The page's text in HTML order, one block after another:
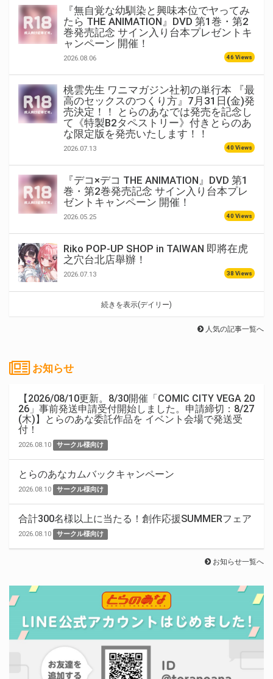
『無自覚な幼馴染と興味本位でヤってみ
たら THE ANIMATION』DVD 第1巻・第2
巻発売記念 サイン入り台本プレゼントキ
ャンペーン 開催！
2026.08.06 46 Views
桃雲先生 ワニマガジン社初の単行本 『最
高のセックスのつくり方』7月31日(金)発
売決定！！ とらのあなでは発売を記念し
て《特製B2タペストリー》付きとらのあ
な限定版を発売いたします！！
2026.07.13 40 Views
『デコ×デコ THE ANIMATION』DVD 第1
巻・第2巻発売記念 サイン入り台本プレ
ゼントキャンペーン 開催！
2026.05.25 40 Views
Riko POP-UP SHOP in TAIWAN 即將在虎
之穴台北店舉辦！
2026.07.13 38 Views
続きを表示(デイリー)
人気の記事一覧へ
お知らせ
【2026/08/10更新。8/30開催「COMIC CITY VEGA 20
26」事前発送申請受付開始しました。申請締切：8/27
(木)】とらのあな委託作品を イベント会場で発送受
付！
2026.08.10 サークル様向け
とらのあなカムバックキャンペーン
2026.08.10 サークル様向け
合計300名様以上に当たる！創作応援SUMMERフェア
2026.08.10 サークル様向け
お知らせ一覧へ